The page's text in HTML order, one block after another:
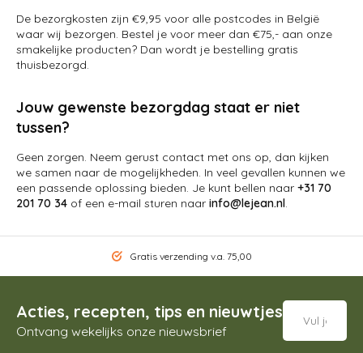
De bezorgkosten zijn €9,95 voor alle postcodes in België
waar wij bezorgen. Bestel je voor meer dan €75,- aan onze
smakelijke producten? Dan wordt je bestelling gratis
thuisbezorgd.
Jouw gewenste bezorgdag staat er niet
tussen?
Geen zorgen. Neem gerust contact met ons op, dan kijken
we samen naar de mogelijkheden. In veel gevallen kunnen we
een passende oplossing bieden. Je kunt bellen naar +31 70
201 70 34 of een e-mail sturen naar info@lejean.nl.
Gratis verzending v.a. 75,00
Acties, recepten, tips en nieuwtjes
Ontvang wekelijks onze nieuwsbrief